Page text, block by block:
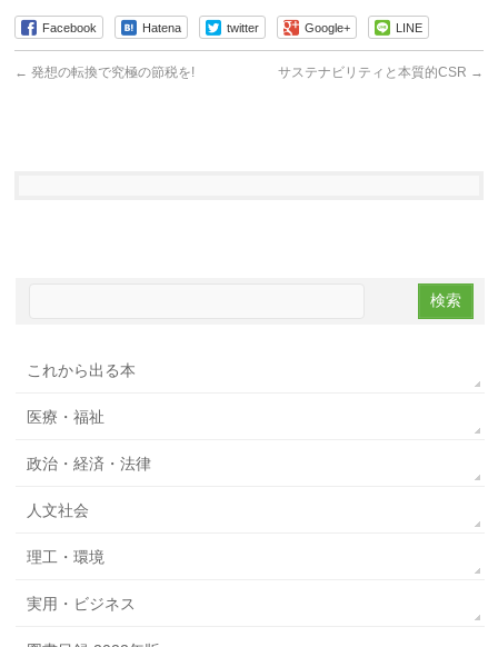
Facebook Hatena twitter Google+ LINE
← 発想の転換で究極の節税を! サステナビリティと本質的CSR →
これから出る本
医療・福祉
政治・経済・法律
人文社会
理工・環境
実用・ビジネス